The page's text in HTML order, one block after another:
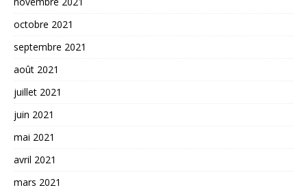
octobre 2021
septembre 2021
août 2021
juillet 2021
juin 2021
mai 2021
avril 2021
mars 2021